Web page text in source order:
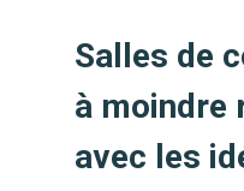
Salles de
à moindre
avec les